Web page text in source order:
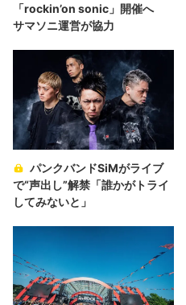
「rockin’on sonic」開催へ
サマソニ運営が協力
パンクバンドSiMがライブ
で“声出し”解禁「誰かがトライ
してみないと」